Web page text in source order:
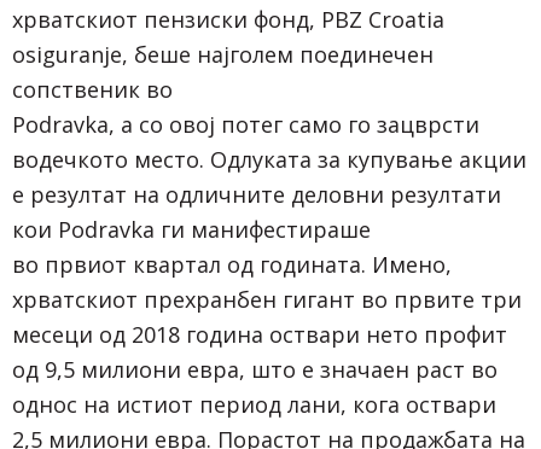
хрватскиот пензиски фонд, PBZ Croatia
osiguranje, беше најголем поединечен
сопственик во
Podravka, а со овој потег само го зацврсти
водечкото место. Одлуката за купување акции
е резултат на одличните деловни резултати
кои Podravka ги манифестираше
во првиот квартал од годината. Имено,
хрватскиот прехранбен гигант во првите три
месеци од 2018 година оствари нето профит
од 9,5 милиони евра, што е значаен раст во
однос на истиот период лани, кога оствари
2,5 милиони евра. Порастот на продажбата на